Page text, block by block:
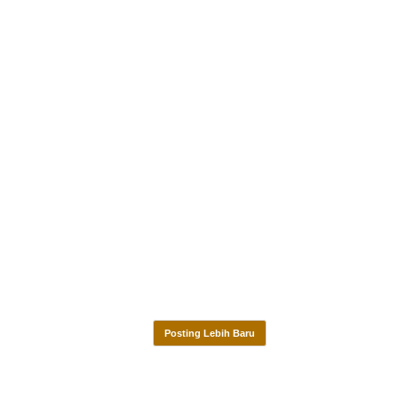
Posting Lebih Baru